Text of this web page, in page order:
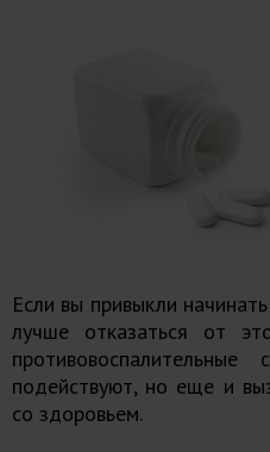
Если вы привыкли
лучше отказаться от
подействуют, но еще и
со здоровьем.